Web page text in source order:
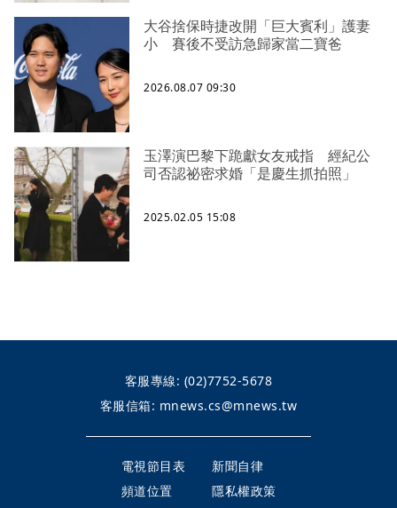
大谷捨保時捷改開「巨大賓利」護妻
小 賽後不受訪急歸家當二寶爸
2026.08.07 09:30
玉澤演巴黎下跪獻女友戒指 經紀公
司否認祕密求婚「是慶生抓拍照」
2025.02.05 15:08
客服專線: (02)7752-5678
客服信箱: mnews.cs@mnews.tw
電視節目表
新聞自律
頻道位置
隱私權政策